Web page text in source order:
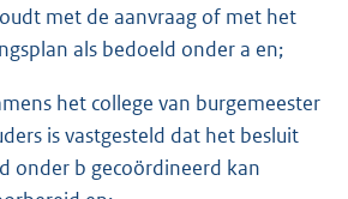
met de aanvraag of met het
als bedoeld onder a en;
het college van burgemeester
is vastgesteld dat het besluit
onder b gecoördineerd kan